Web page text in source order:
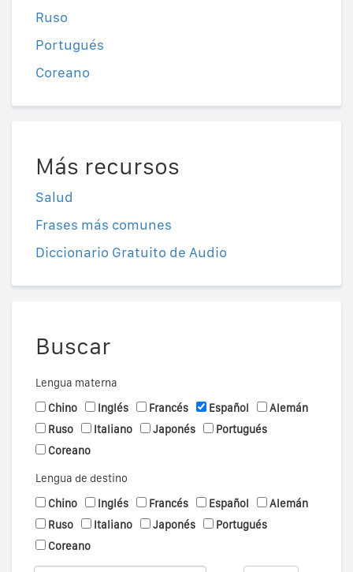
Ruso
Portugués
Coreano
Más recursos
Salud
Frases más comunes
Diccionario Gratuito de Audio
Buscar
Lengua materna
Chino
Inglés Francés Español
Alemán
Ruso
Italiano Japonés
Portugués
Coreano
Lengua de destino
Chino
Inglés Francés Español
Alemán
Ruso
Italiano Japonés
Portugués
Coreano